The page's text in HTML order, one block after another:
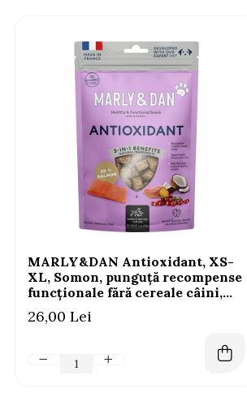
MARLY&DAN Antioxidant, XS-
XL, Somon, punguță recompense
funcționale fără cereale câini,
activitate intensă, 100g
26,00 Lei